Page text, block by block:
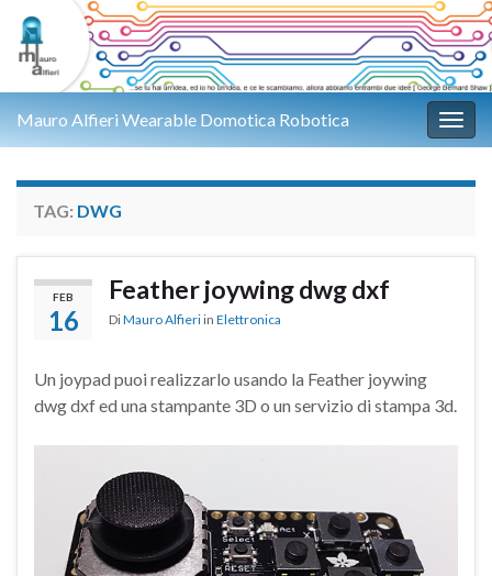
Mauro Alfieri Wearable Domotica Robotica
TAG: DWG
FEB
16
Feather joywing dwg dxf
DiMauro Alfieri in Elettronica
Un joypad puoi realizzarlo usando la Feather joywing
dwg dxf ed una stampante 3D o un servizio di stampa 3d.